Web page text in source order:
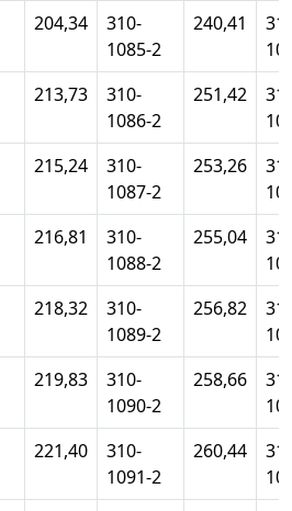
204,34
310-
1085-2
240,41
213,73
310-
1086-2
251,42
215,24
310-
1087-2
253,26
216,81
310-
1088-2
255,04
218,32
310-
1089-2
256,82
219,83
310-
1090-2
258,66
221,40
310-
1091-2
260,44